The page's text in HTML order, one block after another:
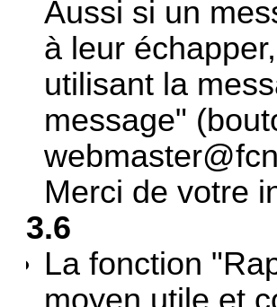
Aussi si un
à leur
utilisant la
message"
Merci de votre
3.6
La fonction
moyen utile et